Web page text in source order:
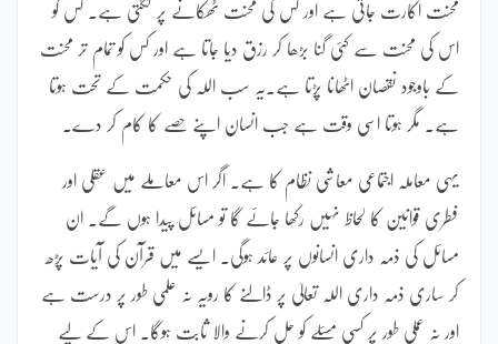
محنت اکارت جاتی ہے اور کس کی محنت ٹھکانے پر لگتی ہے۔ کس کو
اس کی محنت سے کئی گنا بڑھا کر رزق دیا جاتا ہے اور کس کو تمام تر محنت
کے باوجود نقصان اٹھانا پڑتا ہے۔یہ سب اللہ کی حکمت کے تحت ہوتا
ہے۔ مگر ہوتا اسی وقت ہے جب انسان اپنے حصے کا کام کر دے۔
یہی معاملہ اجتماعی معاشی نظام کا ہے۔ اگر اس معاملے میں عقلی اور
فطری قوانین کا لحاظ نہیں رکھا جائے گا تو مسائل پیدا ہوں گے۔ ان
مسائل کی ذمہ داری انسانوں پر عائد ہوگی۔ ایسے میں قرآن کی آیات پڑھ
کر ساری ذمہ داری اللہ تعالیٰ پر ڈالنے کا رویہ نہ علمی طور پر درست ہے
اور نہ عملی طور پر کسی مسئلے کو حل کرنے والا ثابت ہوگا۔ اس کے لیے